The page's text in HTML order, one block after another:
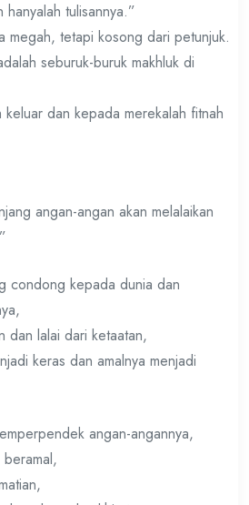
hanyalah tulisannya.”
megah, tetapi kosong dari petunjuk.
seburuk-buruk makhluk di
dan kepada merekalah fitnah
angan-angan akan melalaikan
condong kepada dunia dan
dan lalai dari ketaatan,
keras dan amalnya menjadi
angan-angannya,